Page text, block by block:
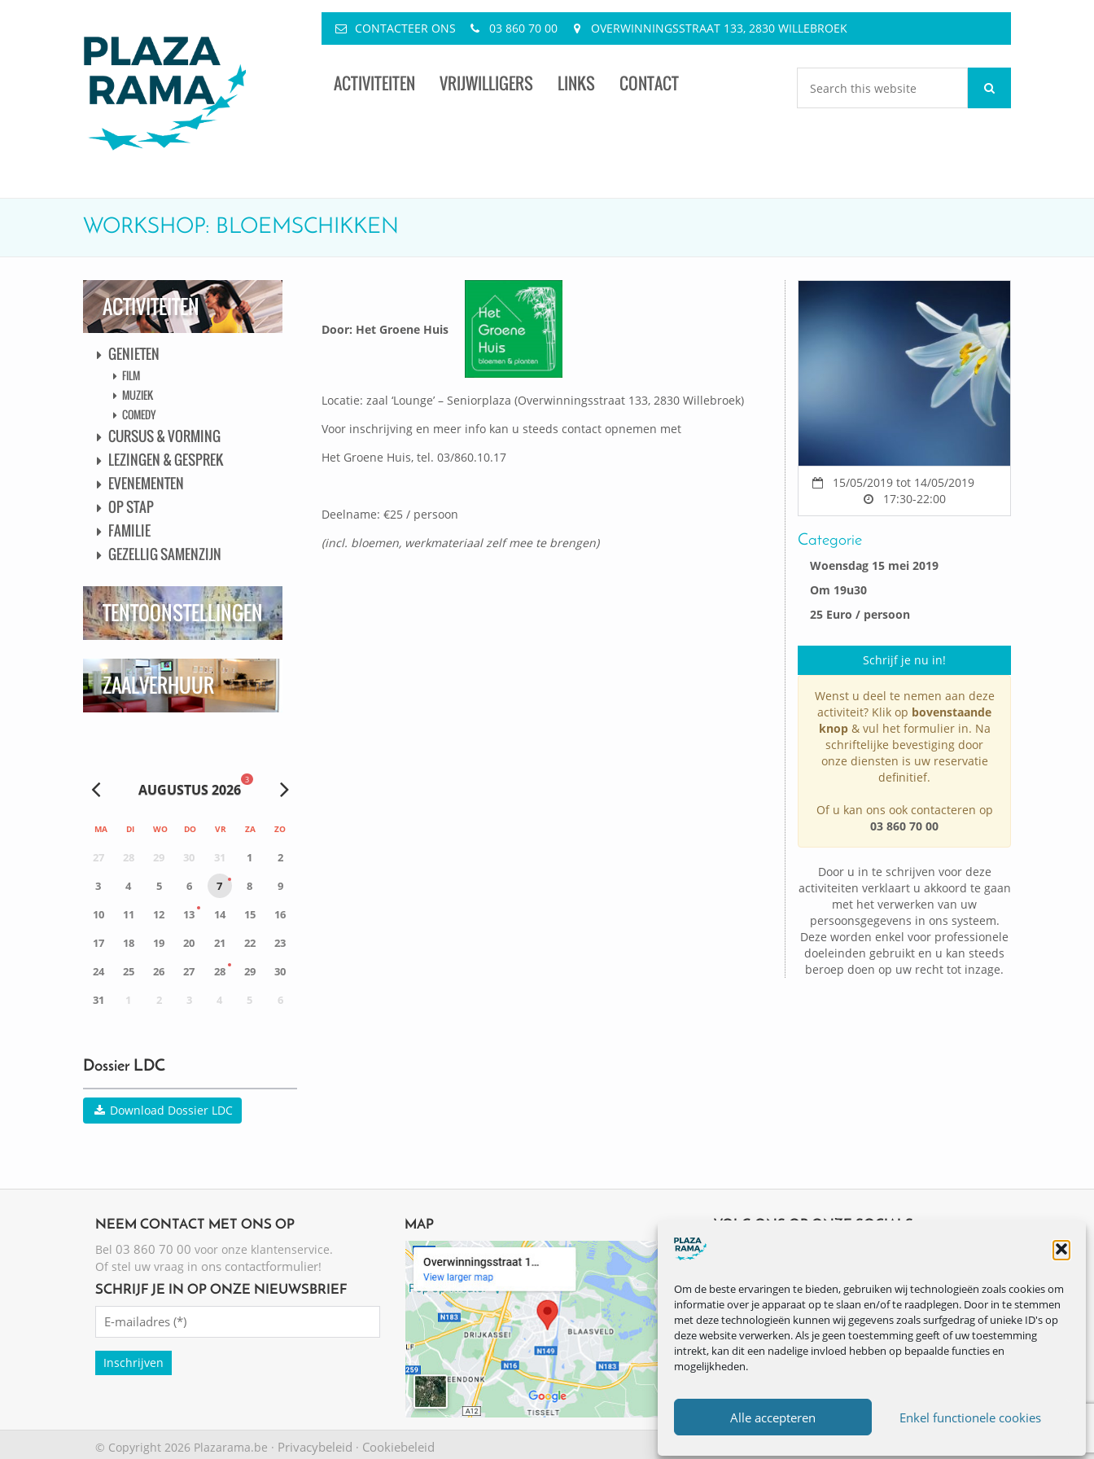
Om de beste ervaringen te bieden, gebruiken wij technologieën zoals cookies om
informatie over je apparaat op te slaan en/of te raadplegen. Door in te stemmen
met deze technologieën kunnen wij gegevens zoals surfgedrag of unieke ID's op
deze website verwerken. Als je geen toestemming geeft of uw toestemming
intrekt, kan dit een nadelige invloed hebben op bepaalde functies en
mogelijkheden.
Alle accepteren Enkel functionele cookies
CONTACTEER ONS 03 860 70 00 OVERWINNINGSSTRAAT 133, 2830 WILLEBROEK
ACTIVITEITEN VRIJWILLIGERS LINKS CONTACT
WORKSHOP: BLOEMSCHIKKEN
ACTIVITEITEN
GENIETEN
FILM
MUZIEK
COMEDY
CURSUS & VORMING
LEZINGEN & GESPREK
EVENEMENTEN
OP STAP
FAMILIE
GEZELLIG SAMENZIJN
TENTOONSTELLINGEN
ZAALVERHUUR
AUGUSTUS 2026
3
MA DI WO DO VR ZA ZO
27 28 29 30 31 1
2
3
4 5 6 7 8
9
10
11 12 13 14 15
16
17
18 19 20 21 22
23
24
25 26 27 28 29
30
31
1 2 3 4 5 6
Dossier LDC
Download Dossier LDC
Door: Het Groene Huis
Locatie: zaal ‘Lounge’ – Seniorplaza (Overwinningsstraat 133, 2830 Willebroek)
Voor inschrijving en meer info kan u steeds contact opnemen met
Het Groene Huis, tel. 03/860.10.17
Deelname: €25 / persoon
(incl. bloemen, werkmateriaal zelf mee te brengen)
15/05/2019 tot 14/05/2019
17:30-22:00
Categorie
Woensdag 15 mei 2019
Om 19u30
25 Euro / persoon
Schrijf je nu in!
Wenst u deel te nemen aan deze
activiteit? Klik op bovenstaande
knop& vul het formulier in. Na
schriftelijke bevestiging door
onze diensten is uw reservatie
definitief.
Of u kan ons ook contacteren op
03 860 70 00
Door u in te schrijven voor deze
activiteiten verklaart u akkoord te gaan
met het verwerken van uw
persoonsgegevens in ons systeem.
Deze worden enkel voor professionele
doeleinden gebruikt en u kan steeds
beroep doen op uw recht tot inzage.
NEEM CONTACT MET ONS OP
Bel 03 860 70 00 voor onze klantenservice.
Of stel uw vraag in ons contactformulier!
SCHRIJF JE IN OP ONZE NIEUWSBRIEF
Emailadres
MAP VOLG ONS OP ONZE SOCIALS
© Copyright 2026 Plazarama.be · Privacybeleid · Cookiebeleid